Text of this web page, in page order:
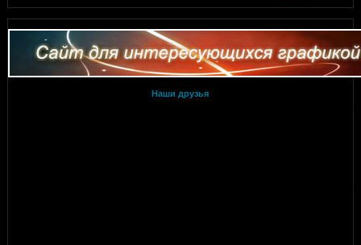
Наши друзья